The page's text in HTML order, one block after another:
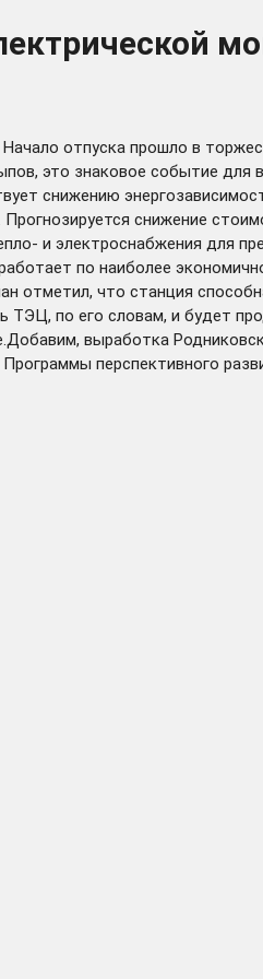
отпуска прошло в
это знаковое событие для
снижению
снижение
и электроснабжения для
по наиболее
отметил, что станция
по его словам, и будет
выработка
перспективного